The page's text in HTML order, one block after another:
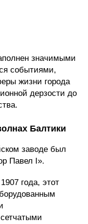
значимыми
событиями,
жизни города
дерзости до
Балтики
заводе был
Павел I».
года, этот